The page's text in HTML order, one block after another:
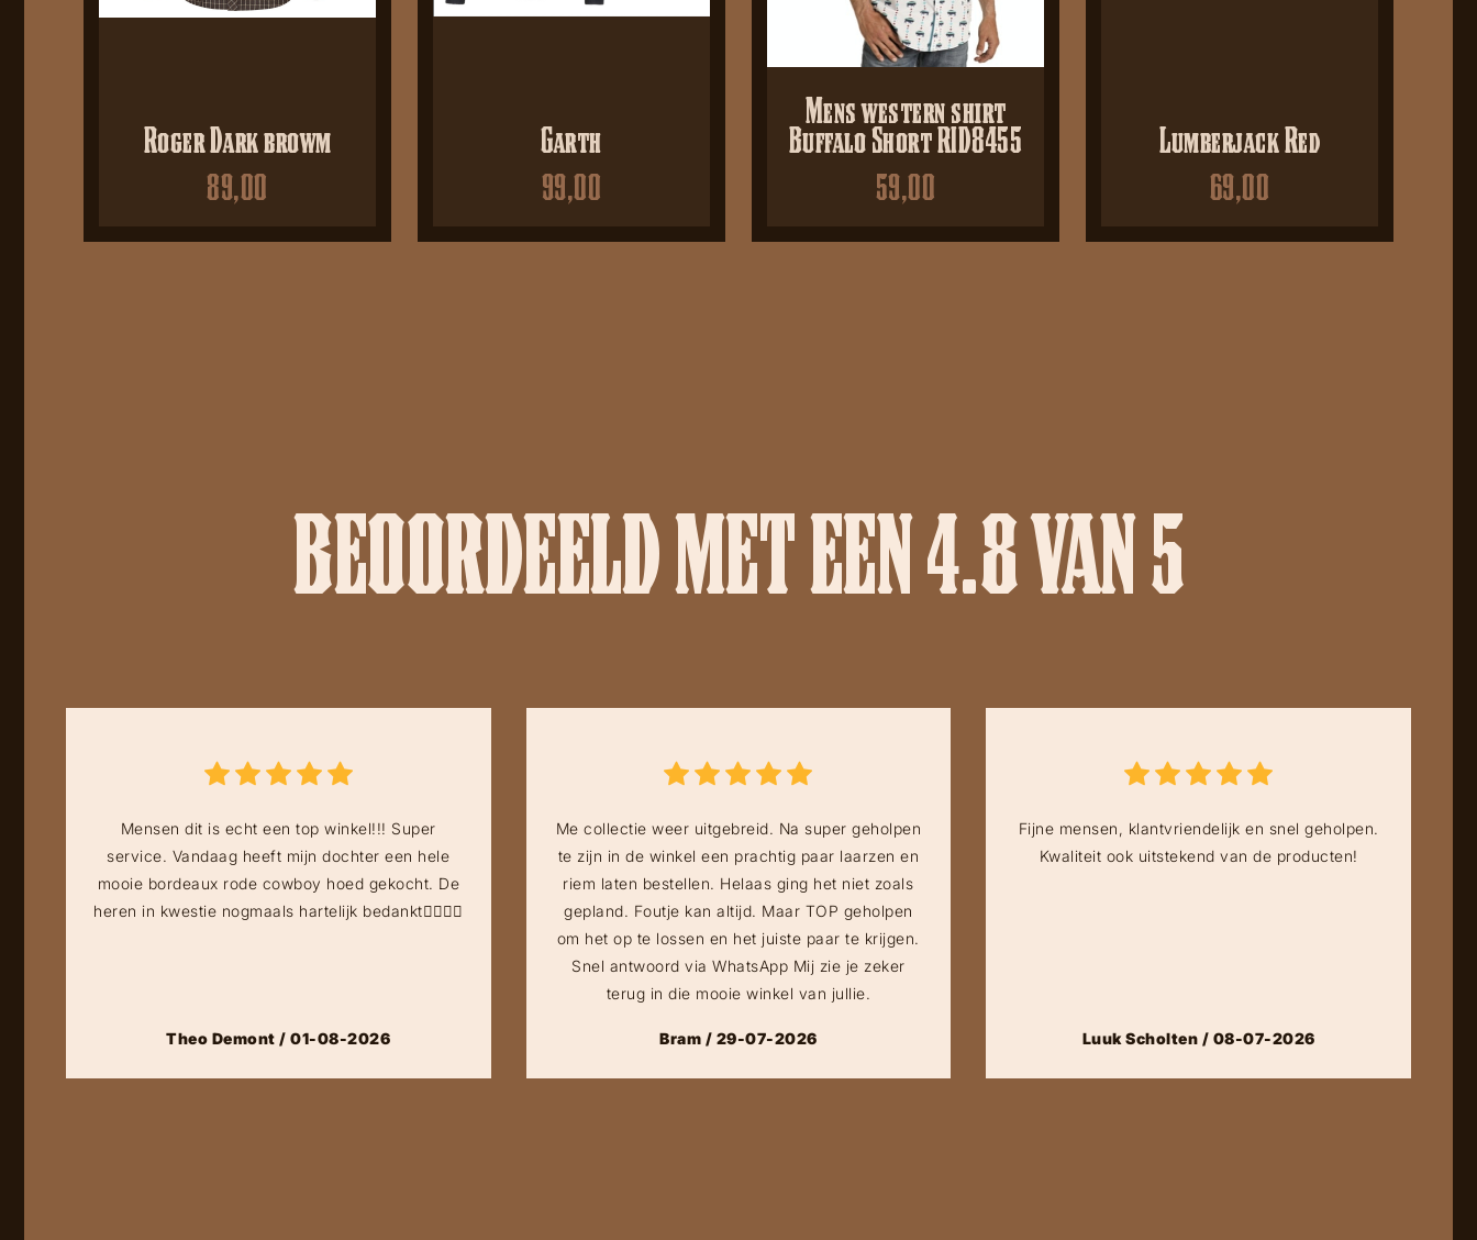
Roger Dark browm
89,00
Garth
99,00
Mens western shirt
Buffalo Short RID8455
59,00
Lumberjack Red
69,00
BEOORDEELD MET EEN 4.8 VAN 5
Mensen dit is echt een top winkel!!! Super
service. Vandaag heeft mijn dochter een hele
mooie bordeaux rode cowboy hoed gekocht. De
heren in kwestie nogmaals hartelijk bedankt👍🏻👍🏻
Theo Demont / 01-08-2026
Me collectie weer uitgebreid. Na super geholpen
te zijn in de winkel een prachtig paar laarzen en
riem laten bestellen. Helaas ging het niet zoals
gepland. Foutje kan altijd. Maar TOP geholpen
om het op te lossen en het juiste paar te krijgen.
Snel antwoord via WhatsApp Mij zie je zeker
terug in die mooie winkel van jullie.
Bram / 29-07-2026
Fijne mensen, klantvriendelijk en snel geholpen.
Kwaliteit ook uitstekend van de producten!
Luuk Scholten / 08-07-2026